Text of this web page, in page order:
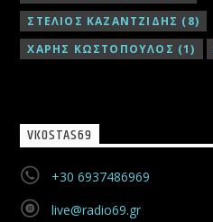
ΣΤΕΛΙΟΣ ΚΑΖΑΝΤΖΙΔΗΣ (8)
ΧΑΡΗΣ ΚΩΣΤΟΠΟΥΛΟΣ (1)
VKOSTAS69
+30 6937486969
live@radio69.gr